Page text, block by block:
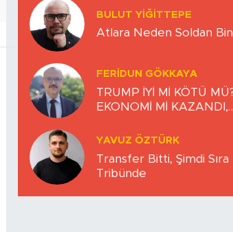
BULUT YİĞİTTEPE
Atlara Neden Soldan
FERIDUN GÖKKAYA
TRUMP İYİ Mİ KÖTÜ
EKONOMİ Mİ KAZANDI,
YAVUZ ÖZTÜRK
Transfer Bitti, Şimdi Sıra
Tribünde